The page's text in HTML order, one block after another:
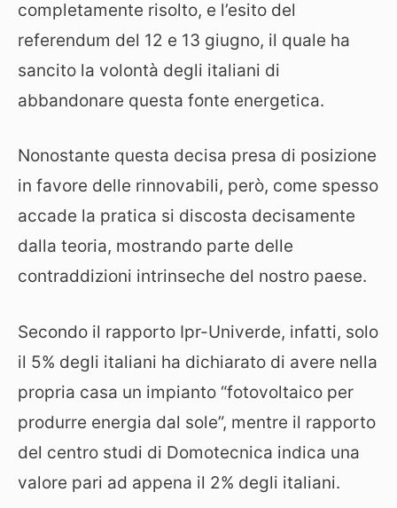
completamente risolto, e l’esito del
referendum del 12 e 13 giugno, il quale ha
sancito la volontà degli italiani di
abbandonare questa fonte energetica.
Nonostante questa decisa presa di posizione
in favore delle rinnovabili, però, come spesso
accade la pratica si discosta decisamente
dalla teoria, mostrando parte delle
contraddizioni intrinseche del nostro paese.
Secondo il rapporto Ipr-Univerde, infatti, solo
il 5% degli italiani ha dichiarato di avere nella
propria casa un impianto “fotovoltaico per
produrre energia dal sole”, mentre il rapporto
del centro studi di Domotecnica indica una
valore pari ad appena il 2% degli italiani.